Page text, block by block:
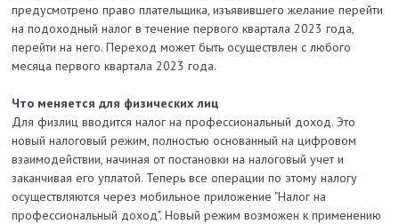
предусмотрено право плательщика, изъявившего желание перейти
на подоходный налог в течение первого квартала 2023 года,
перейти на него. Переход может быть осуществлен с любого
месяца первого квартала 2023 года.
Что меняется для физических лиц
Для физлиц вводится налог на профессиональный доход. Это
новый налоговый режим, полностью основанный на цифровом
взаимодействии, начиная от постановки на налоговый учет и
заканчивая его уплатой. Теперь все операции по этому налогу
осуществляются через мобильное приложение "Налог на
профессиональный доход". Новый режим возможен к применению